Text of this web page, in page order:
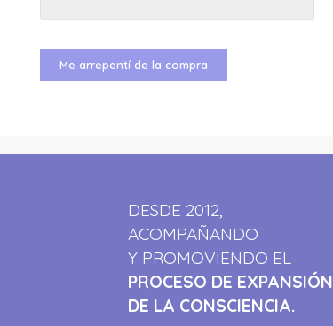
Me arrepentí de la compra
DESDE 2012,
ACOMPAÑANDO
Y PROMOVIENDO EL
PROCESO DE EXPANSIÓN
DE LA CONSCIENCIA.